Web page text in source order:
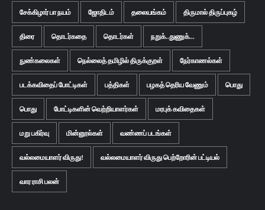
சேக்கிழார் பா நயம் ஜோதிடம் தலையங்கம் திருமால் திருப்புகழ்
திரை தொடர்கதை தொடர்கள் நறுக்..துணுக்...
நுண்கலைகள் நெல்லைத் தமிழில் திருக்குறள் நேர்காணல்கள்
படக்கவிதைப் போட்டிகள் பத்திகள் பழகத் தெரிய வேணும் பொது
பொது போட்டிகளின் வெற்றியாளர்கள் மரபுக் கவிதைகள்
மறு பகிர்வு மின்னூல்கள் வண்ணப் படங்கள்
வல்லமையாளர் விருது! வல்லமையாளர் விருது பெற்றோரின் பட்டியல்
வார ராசி பலன்